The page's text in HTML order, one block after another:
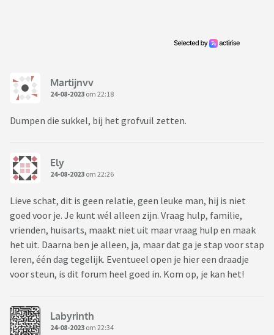
Martijnvv
24-08-2023 om 22:18
Dumpen die sukkel, bij het grofvuil zetten.
Ely
24-08-2023 om 22:26
Lieve schat, dit is geen relatie, geen leuke man, hij is niet
goed voor je. Je kunt wél alleen zijn. Vraag hulp, familie,
vrienden, huisarts, maakt niet uit maar vraag hulp en maak
het uit. Daarna ben je alleen, ja, maar dat ga je stap voor stap
leren, één dag tegelijk. Eventueel open je hier een draadje
voor steun, is dit forum heel goed in. Kom op, je kan het!
Labyrinth
24-08-2023 om 22:34